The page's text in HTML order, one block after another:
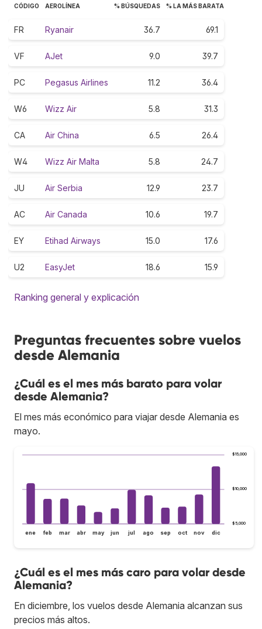
CÓDIGO AEROLÍNEA % BÚSQUEDAS % LA MÁS BARATA
FR Ryanair 36.7 69.1
VF AJet 9.0 39.7
PC Pegasus Airlines 11.2 36.4
W6 Wizz Air 5.8 31.3
CA Air China 6.5 26.4
W4 Wizz Air Malta 5.8 24.7
JU Air Serbia 12.9 23.7
AC Air Canada 10.6 19.7
EY Etihad Airways 15.0 17.6
U2 EasyJet 18.6 15.9
Ranking general y explicación
Preguntas frecuentes sobre vuelos
desde Alemania
¿Cuál es el mes más barato para volar
desde Alemania?
El mes más económico para viajar desde Alemania es
mayo.
$5,000
$10,000
$15,000
ene feb mar abr may jun jul ago sep oct nov dic
¿Cuál es el mes más caro para volar desde
Alemania?
En diciembre, los vuelos desde Alemania alcanzan sus
precios más altos.